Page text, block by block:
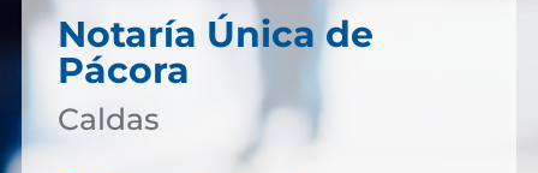
Notaría Única de
Pácora
Caldas